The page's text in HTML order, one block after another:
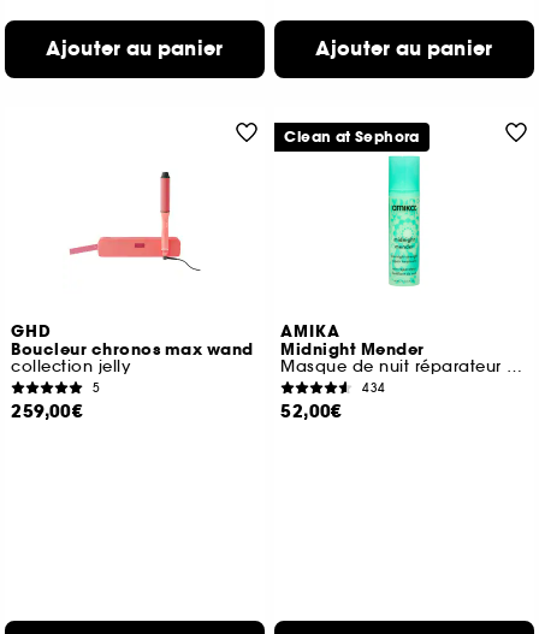
Ajouter au panier Ajouter au panier
GHD
Boucleur chronos max wand
collection jelly
5
259,00€
AMIKA
Midnight Mender
Masque de nuit réparateur fortifiant
434
52,00€
Clean at Sephora